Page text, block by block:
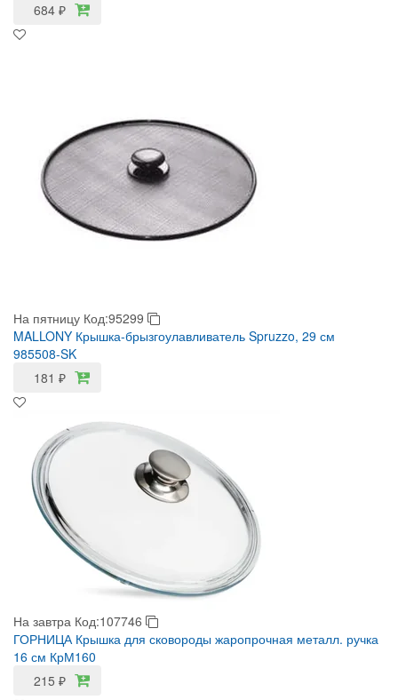
684 ₽
На пятницу Код:95299
MALLONY Крышка-брызгоулавливатель Spruzzo, 29 см
985508-SK
181 ₽
На завтра Код:107746
ГОРНИЦА Крышка для сковороды жаропрочная металл. ручка
16 см КрМ160
215 ₽